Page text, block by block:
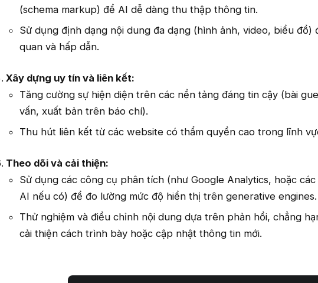
(schema markup) để AI dễ dàng thu thập thông tin.
Sử dụng định dạng nội dung đa dạng (hình ảnh, video, biểu
quan và hấp dẫn.
Xây dựng uy tín và liên kết:
Tăng cường sự hiện diện trên các nền tảng đáng tin cậy (bài
vấn, xuất bản trên báo chí).
Thu hút liên kết từ các website có thẩm quyền cao trong lĩnh
Theo dõi và cải thiện:
Sử dụng các công cụ phân tích (như Google Analytics, hoặc
AI nếu có) để đo lường mức độ hiển thị trên generative engines.
Thử nghiệm và điều chỉnh nội dung dựa trên phản hồi, chẳng
cải thiện cách trình bày hoặc cập nhật thông tin mới.